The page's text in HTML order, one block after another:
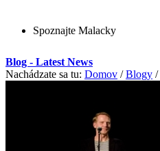
Spoznajte Malacky
Blog - Latest News
Nachádzate sa tu: Domov / Blogy /